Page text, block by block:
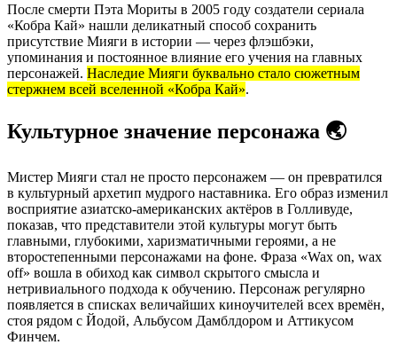
После смерти Пэта Мориты в 2005 году создатели сериала
«Кобра Кай» нашли деликатный способ сохранить
присутствие Мияги в истории — через флэшбэки,
упоминания и постоянное влияние его учения на главных
персонажей. Наследие Мияги буквально стало сюжетным
стержнем всей вселенной «Кобра Кай».
Культурное значение персонажа 🌏
Мистер Мияги стал не просто персонажем — он превратился
в культурный архетип мудрого наставника. Его образ изменил
восприятие азиатско-американских актёров в Голливуде,
показав, что представители этой культуры могут быть
главными, глубокими, харизматичными героями, а не
второстепенными персонажами на фоне. Фраза «Wax on, wax
off» вошла в обиход как символ скрытого смысла и
нетривиального подхода к обучению. Персонаж регулярно
появляется в списках величайших киноучителей всех времён,
стоя рядом с Йодой, Альбусом Дамблдором и Аттикусом
Финчем.